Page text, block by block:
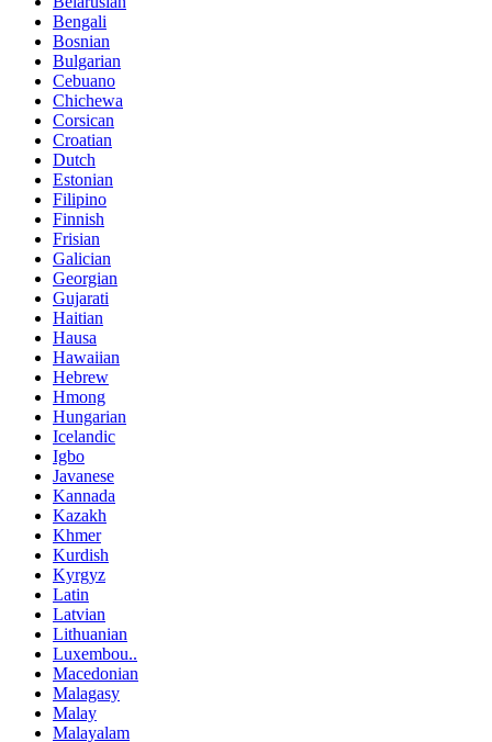
Bengali
Bosnian
Bulgarian
Cebuano
Chichewa
Corsican
Croatian
Dutch
Estonian
Filipino
Finnish
Frisian
Galician
Georgian
Gujarati
Haitian
Hausa
Hawaiian
Hebrew
Hmong
Hungarian
Icelandic
Igbo
Javanese
Kannada
Kazakh
Khmer
Kurdish
Kyrgyz
Latin
Latvian
Lithuanian
Luxembou..
Macedonian
Malagasy
Malay
Malayalam